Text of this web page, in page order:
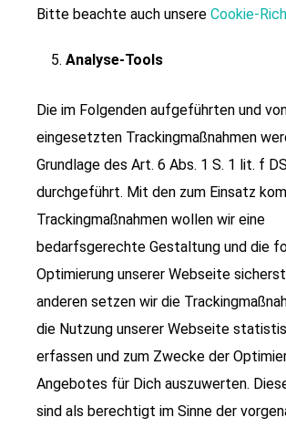
Bitte beachte auch unsere Cookie-
Analyse-Tools
Die im Folgenden aufgeführten und
eingesetzten Trackingmaßnahmen
Grundlage des Art. 6 Abs. 1 S. 1 lit. f
durchgeführt. Mit den zum Einsatz
Trackingmaßnahmen wollen wir eine
bedarfsgerechte Gestaltung und die
Optimierung unserer Webseite
anderen setzen wir die
die Nutzung unserer Webseite
erfassen und zum Zwecke der
Angebotes für Dich auszuwerten.
sind als berechtigt im Sinne der